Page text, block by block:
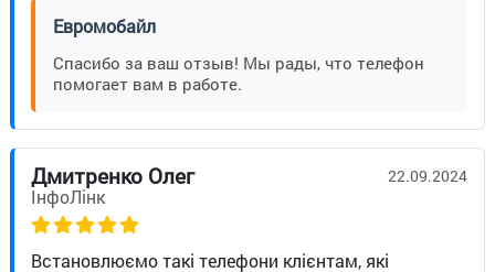
Евромобайл
Спасибо за ваш отзыв! Мы рады, что телефон
помогает вам в работе.
Дмитренко Олег
ІнфоЛінк
22.09.2024
Встановлюємо такі телефони клієнтам, які